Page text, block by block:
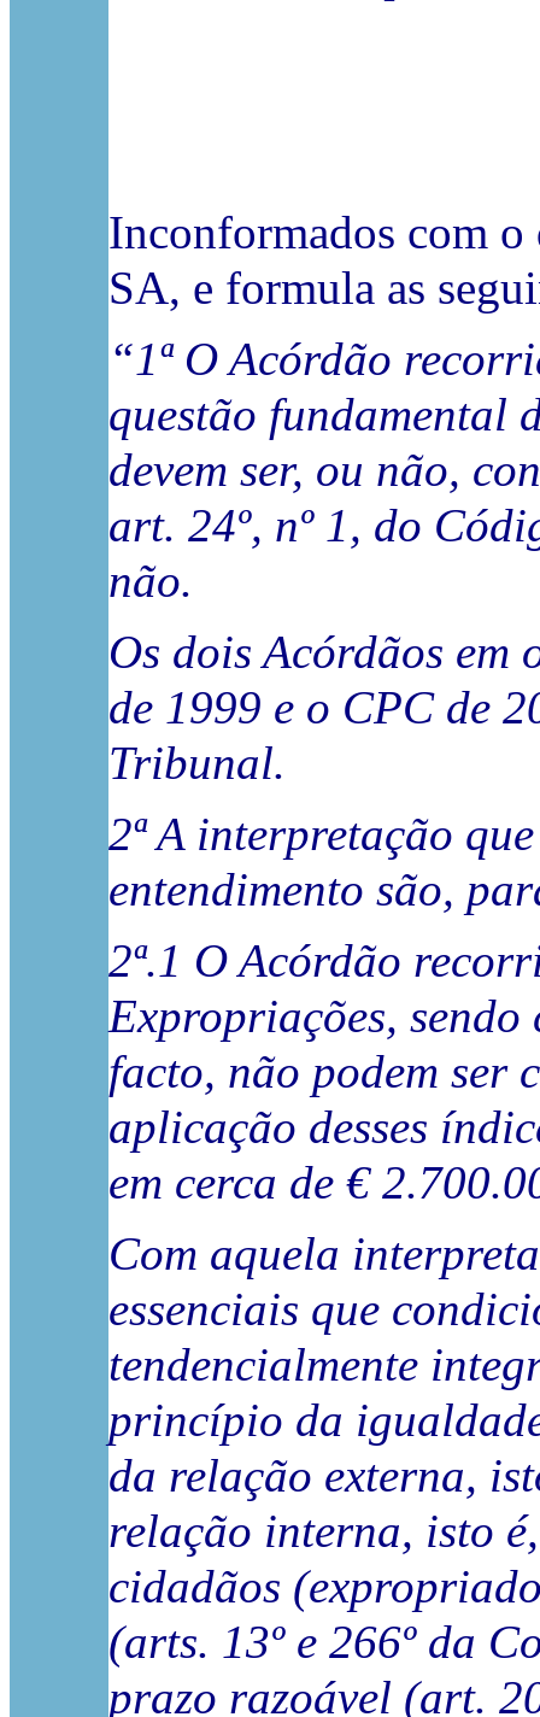
Inconformados com o
SA, e formula as
“1ª O Acórdão
questão fundamental
devem ser, ou não,
art. 24º, nº 1, do
não.
Os dois Acórdãos
de 1999 e o CPC de
Tribunal.
2ª A interpretação
entendimento são,
2ª.1 O Acórdão
Expropriações,
facto, não podem ser
aplicação desses
em cerca de €
Com aquela
essenciais que
tendencialmente
princípio da
da relação externa,
relação interna, isto
cidadãos
(arts. 13º e 266º da
prazo razoável (art.